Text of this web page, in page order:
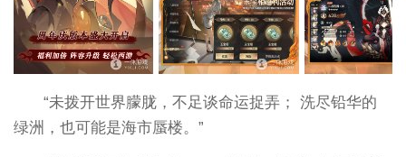
“未拨开世界朦胧，不足谈命运捉弄； 洗尽铅华的
绿洲，也可能是海市蜃楼。”